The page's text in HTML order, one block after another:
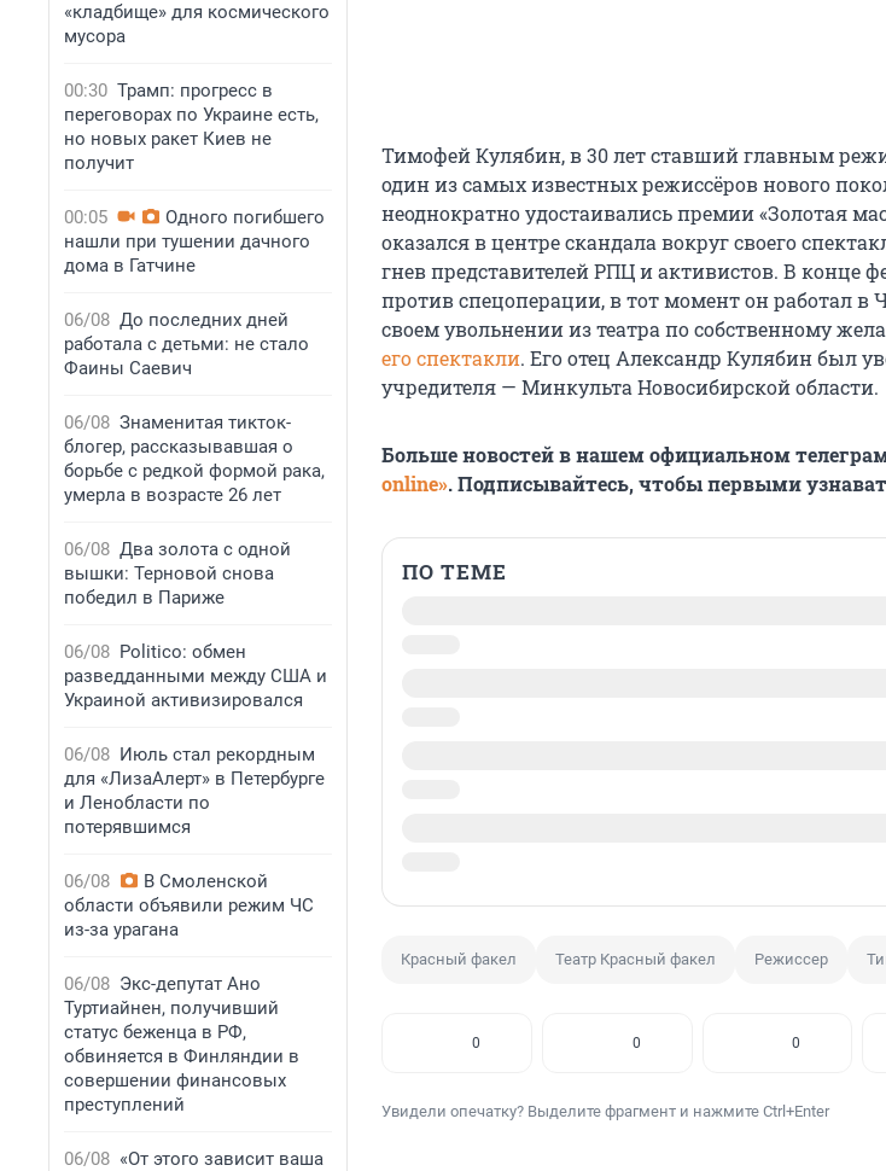
«кладбище» для космического
мусора
00:30 Трамп: прогресс в
переговорах по Украине есть,
но новых ракет Киев не
получит
00:05
Одного погибшего
нашли при тушении дачного
дома в Гатчине
06/08 До последних дней
работала с детьми: не стало
Фаины Саевич
06/08 Знаменитая тикток-
блогер, рассказывавшая о
борьбе с редкой формой рака,
умерла в возрасте 26 лет
06/08 Два золота с одной
вышки: Терновой снова
победил в Париже
06/08 Politico: обмен
разведданными между США и
Украиной активизировался
06/08 Июль стал рекордным
для «ЛизаАлерт» в Петербурге
и Ленобласти по
потерявшимся
06/08
В Смоленской
области объявили режим ЧС
из-за урагана
06/08 Экс-депутат Ано
Туртиайнен, получивший
статус беженца в РФ,
обвиняется в Финляндии в
совершении финансовых
преступлений
06/08 «От этого зависит ваша
Тимофей Кулябин, в 30 лет ставший главным
один из самых известных режиссёров нового
неоднократно удостаивались премии «Золотая
оказался в центре скандала вокруг своего
гнев представителей РПЦ и активистов. В конце
против спецоперации, в тот момент он работал в
своем увольнении из театра по собственному
его спектакли. Его отец Александр Кулябин был
учредителя — Минкульта Новосибирской области.
Больше новостей в нашем официальном
online». Подписывайтесь, чтобы первыми
ПО ТЕМЕ
Красный факел Театр Красный факел Режиссер
0 0 0
Увидели опечатку? Выделите фрагмент и нажмите Ctrl+Enter